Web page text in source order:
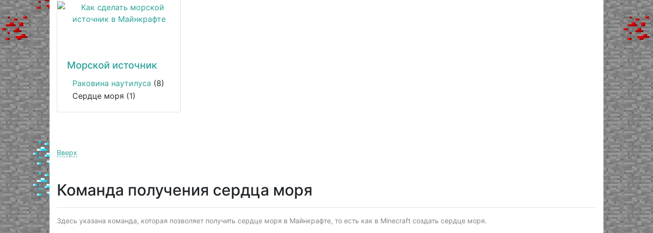
Морской источник
Раковина наутилуса (8)
Сердце моря (1)
Вверх
Команда получения сердца моря
Здесь указана команда, которая позволяет получить сердце моря в Майнкрафте, то есть как в Minecraft создать сердце моря.